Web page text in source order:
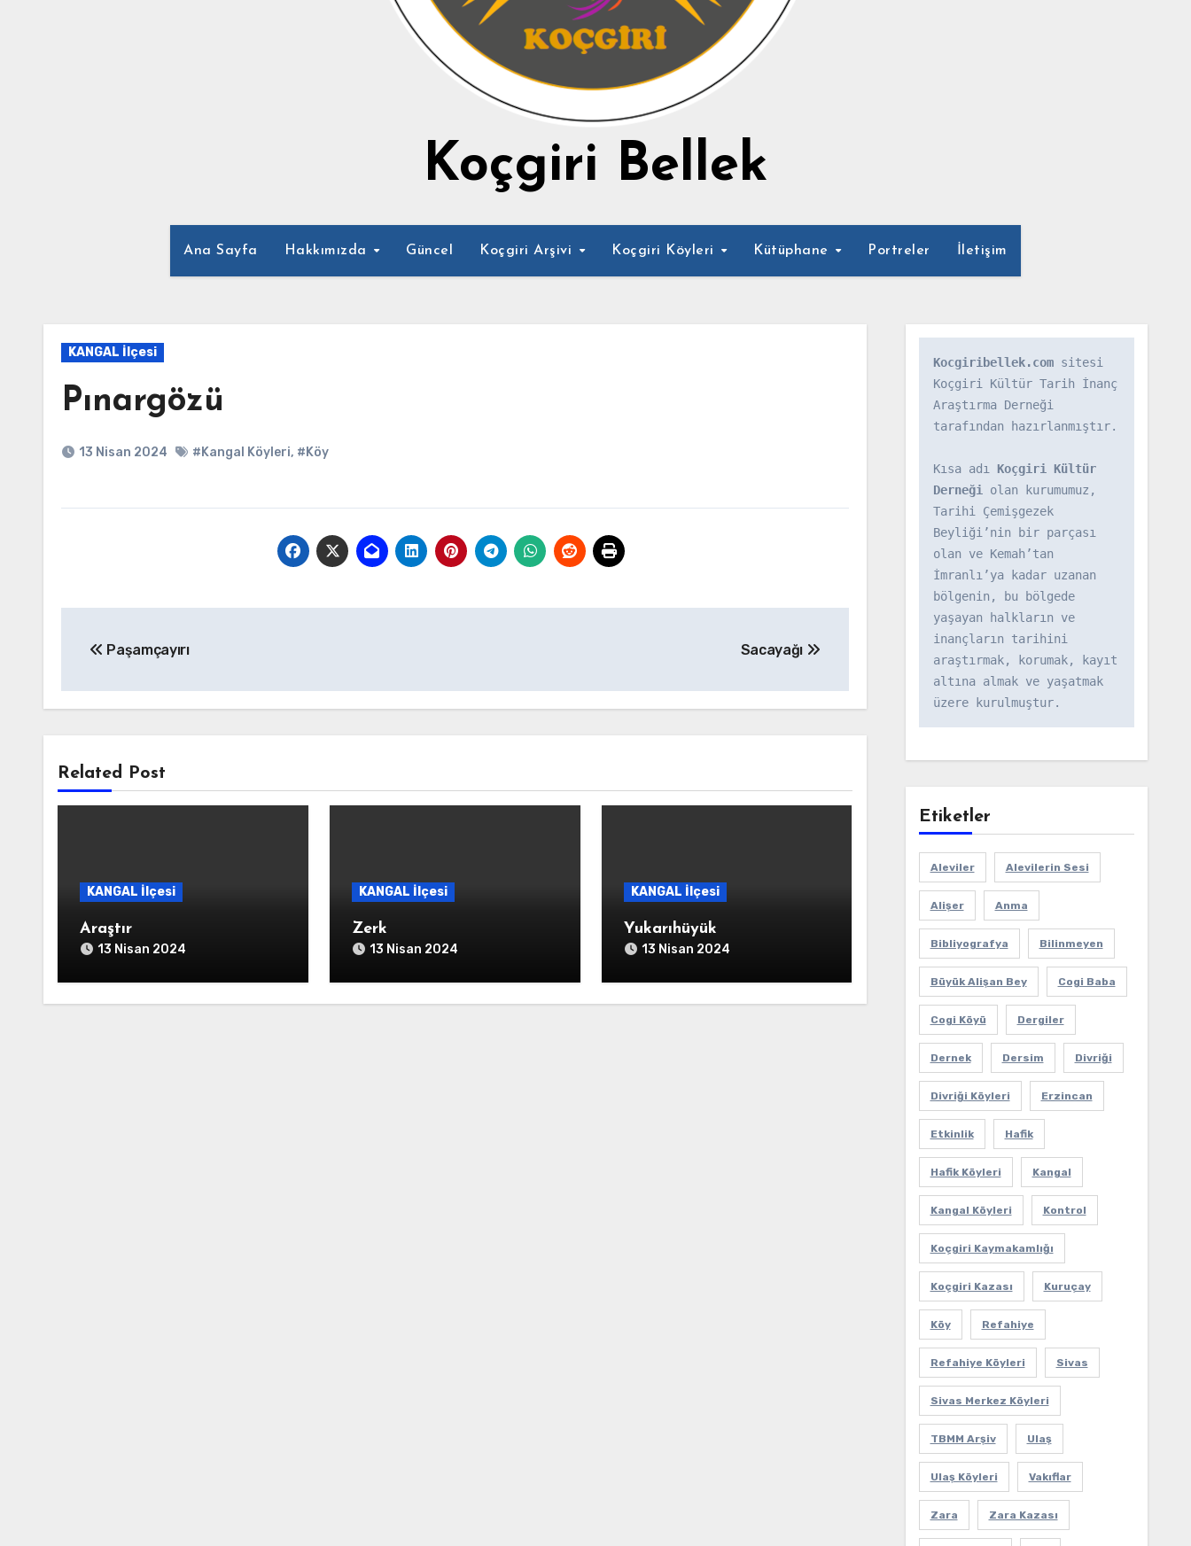
Koçgiri Bellek
Ana Sayfa Hakkımızda Güncel Koçgiri Arşivi Koçgiri Köyleri Kütüphane Portreler İletişim
KANGAL İlçesi
Pınargözü
13 Nisan 2024 #Kangal Köyleri, #Köy
gezinmesi
Paşamçayırı Sacayağı
Related Post
KANGAL İlçesi
Araştır
13 Nisan 2024
KANGAL İlçesi
Zerk
13 Nisan 2024
KANGAL İlçesi
Yukarıhüyük
13 Nisan 2024
Kocgiribellek.com sitesi
Koçgiri Kültür Tarih İnanç
Araştırma Derneği
tarafından hazırlanmıştır.
Kısa adı Koçgiri Kültür
Derneği olan kurumumuz,
Tarihi Çemişgezek
Beyliği’nin bir parçası
olan ve Kemah’tan
İmranlı’ya kadar uzanan
bölgenin, bu bölgede
yaşayan halkların ve
inançların tarihini
araştırmak, korumak, kayıt
altına almak ve yaşatmak
üzere kurulmuştur.
Etiketler
Aleviler Alevilerin Sesi
Alişer Anma
Bibliyografya Bilinmeyen
Büyük Alişan Bey Cogi Baba
Cogi Köyü Dergiler
Dernek Dersim Divriği
Divriği Köyleri Erzincan
Etkinlik Hafik
Hafik Köyleri Kangal
Kangal Köyleri Kontrol
Koçgiri Kaymakamlığı
Koçgiri Kazası Kuruçay
Köy Refahiye
Refahiye Köyleri Sivas
Sivas Merkez Köyleri
TBMM Arşiv Ulaş
Ulaş Köyleri Vakıflar
Zara Zara Kazası